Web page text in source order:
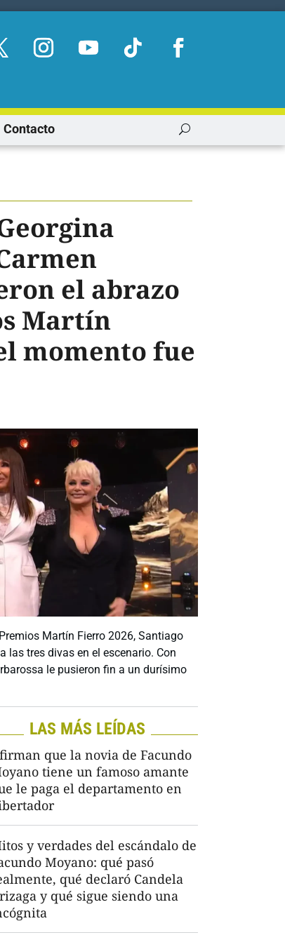
Contacto
el abrazo
Martín
momento fue
Martín Fierro 2026, Santiago
las tres divas en el escenario. Con
le pusieron fin a un durísimo
LAS MÁS LEÍDAS
que la novia de Facundo
tiene un famoso amante
le paga el departamento en
y verdades del escándalo de
Moyano: qué pasó
qué declaró Candela
y qué sigue siendo una